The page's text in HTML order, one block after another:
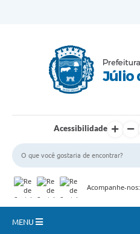
Acessibilidade
Acompanhe-nos:
MENU